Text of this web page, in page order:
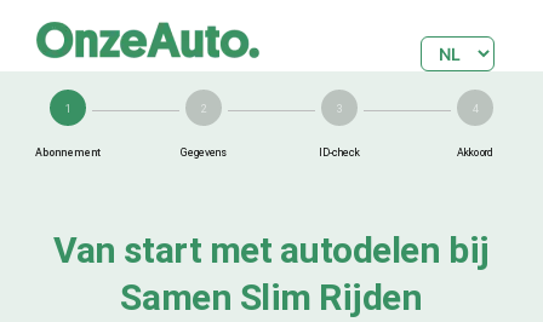
1
Abonnement
2
Gegevens
3
ID-check
4
Akkoord
Van start met autodelen bij
Samen Slim Rijden